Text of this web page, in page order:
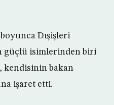
Dışişleri
güçlü isimlerinden biri
kendisinin bakan
işaret etti.